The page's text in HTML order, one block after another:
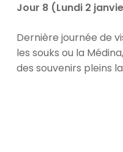
Jour 8 (Lundi 2
Dernière journée de
les souks ou la
des souvenirs pleins